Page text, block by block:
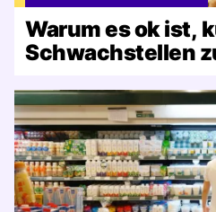
Warum es ok ist,
Schwachstellen